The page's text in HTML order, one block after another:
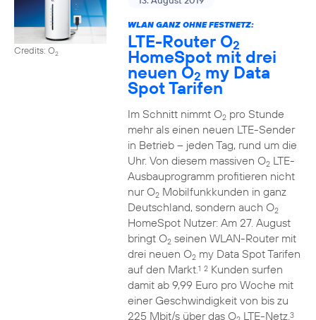
Credits: O2
WLAN GANZ OHNE FESTNETZ:
LTE-Router O2
HomeSpot mit drei
neuen O2 my Data
Spot Tarifen
Im Schnitt nimmt O2pro Stunde
mehr als einen neuen LTE-Sender
in Betrieb – jeden Tag, rund um die
Uhr. Von diesem massiven O2LTE-
Ausbauprogramm profitieren nicht
nur O2Mobilfunkkunden in ganz
Deutschland, sondern auch O2
HomeSpot Nutzer: Am 27. August
bringt O2seinen WLAN-Router mit
drei neuen O2my Data Spot Tarifen
auf den Markt.1 2Kunden surfen
damit ab 9,99 Euro pro Woche mit
einer Geschwindigkeit von bis zu
225 Mbit/s über das O LTE-Netz.3